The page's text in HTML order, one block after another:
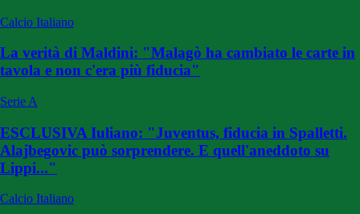
Calcio Italiano
La verità di Maldini: "Malagò ha cambiato le carte in
tavola e non c'era più fiducia"
Serie A
ESCLUSIVA Iuliano: "Juventus, fiducia in Spalletti.
Alajbegovic può sorprendere. E quell'aneddoto su
Lippi..."
Calcio Italiano